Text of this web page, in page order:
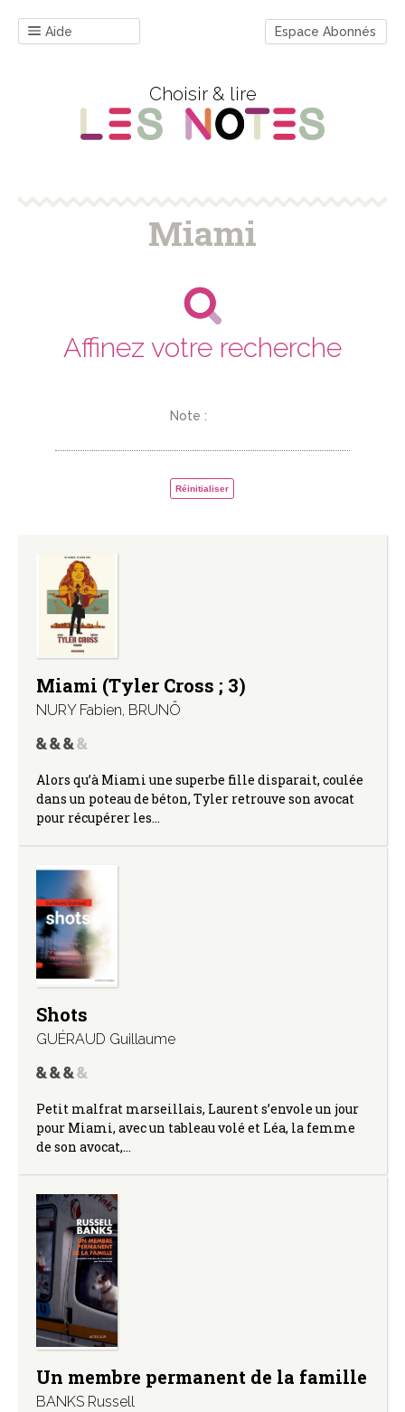
Aide Espace Abonnés
Choisir & lire
Miami
Affinez votre recherche
Note :
Réinitialiser
Miami (Tyler Cross ; 3)
NURY Fabien, BRUNÖ
Alors qu’à Miami une superbe fille disparait, coulée
dans un poteau de béton, Tyler retrouve son avocat
pour récupérer les…
Shots
GUÉRAUD Guillaume
Petit malfrat marseillais, Laurent s’envole un jour
pour Miami, avec un tableau volé et Léa, la femme
de son avocat,…
Un membre permanent de la famille
BANKS Russell